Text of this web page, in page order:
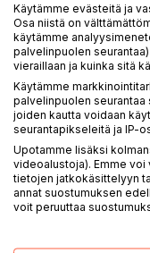
Salasanan
Mikäli olet unohtanut
vastaavaa linkkiä
Mikäli muutat
käyttäjätililläsi tai
koskevat muutokset
ei kuitenkaan koske
jommallakummalla
YLEISTIETOA
Käytämme evästeitä ja
Osa niistä on
käytämme
palvelinpuolen
vieraillaan ja kuinka sitä
Käytämme
palvelinpuolen
joiden kautta voidaan
seurantapikseleitä ja IP-
Upotamme lisäksi
videoalustoja). Emme voi
tietojen jatkokäsittelyyn
annat suostumuksen
voit peruuttaa